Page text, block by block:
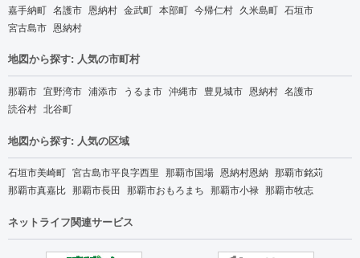
嘉手納町 名護市 恩納村 金武町 本部町 今帰仁村 久米島町 石垣市
宮古島市 恩納村
地図から探す: 人気の市町村
那覇市 宜野湾市 浦添市 うるま市 沖縄市 豊見城市 恩納村 名護市
読谷村 北谷町
地図から探す: 人気の区域
石垣市美崎町 宮古島市平良字西里 那覇市国場 恩納村恩納 那覇市銘苅
那覇市真嘉比 那覇市長田 那覇市おもろまち 那覇市小禄 那覇市牧志
ネットライフ関連サービス